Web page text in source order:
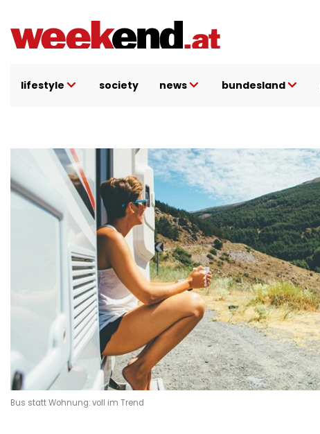
Inhalt
lifestyle society news bundesland
Bus statt Wohnung: voll im Trend